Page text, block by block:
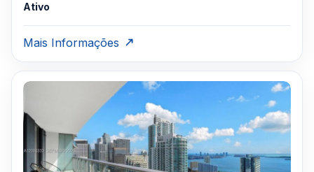
Ativo
Mais Informações